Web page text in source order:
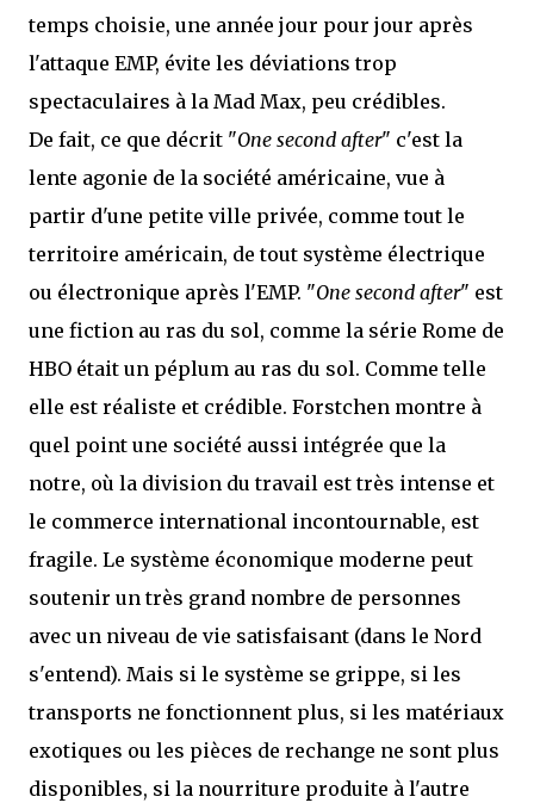
temps choisie, une année jour pour jour après
l'attaque EMP, évite les déviations trop
spectaculaires à la Mad Max, peu crédibles.
De fait, ce que décrit "One second after" c'est la
lente agonie de la société américaine, vue à
partir d'une petite ville privée, comme tout le
territoire américain, de tout système électrique
ou électronique après l'EMP. "One second after" est
une fiction au ras du sol, comme la série Rome de
HBO était un péplum au ras du sol. Comme telle
elle est réaliste et crédible. Forstchen montre à
quel point une société aussi intégrée que la
notre, où la division du travail est très intense et
le commerce international incontournable, est
fragile. Le système économique moderne peut
soutenir un très grand nombre de personnes
avec un niveau de vie satisfaisant (dans le Nord
s'entend). Mais si le système se grippe, si les
transports ne fonctionnent plus, si les matériaux
exotiques ou les pièces de rechange ne sont plus
disponibles, si la nourriture produite à l'autre